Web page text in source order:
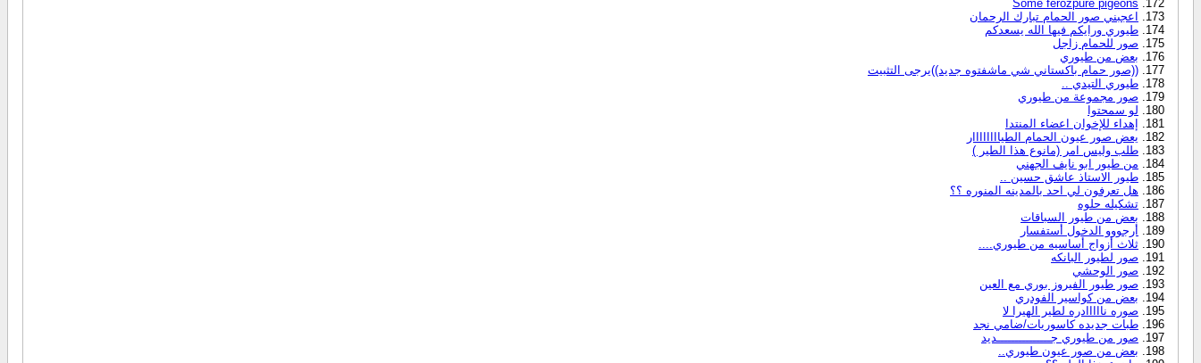
Some ferozpure pigeons
اعجبني صور الحمام تبارك الرحمان
طيوري ورايكم فيها الله يسعدكم
صور للحمام زاجل
بعض من طيوري
((صور حمام باكستاني شي ماشفتوه جديد))يرجى التثبيت
طيوري التيدي ..
صور مجموعة من طيوري
لو سمحتوا
إهداء للإخوان اعضاء المنتدا
يعض صور عيون الحمام الطياااااااار
طلب وليس امر (مانوع هذا الطير )
من طيور ابو نايف الجهني
طيور الاستاذ عاشق حسين ..
هل تعرفون لي احد بالمدينه المنوره ؟؟
تشكيله حلوه
بعض من طيور السباقات
أرجووو الدخول أستفسار
ثلاث أزواج أساسيه من طيوري....
صور لطيور البانكه
صور الوحشي
صور طيور الفيروز بوري مع العين
بعض من كواسير الفودري
صوره نااااادره لطير الهيرا لا
طبات جديده كاسوريات/ضامي نجد
صور من طيوري جـــــــــــــــديد
بعض من صور عيون طيوري..